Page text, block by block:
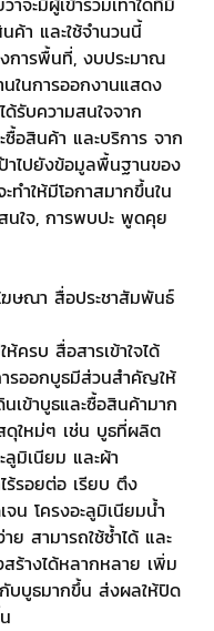
ค้า และใช้จำนวนนี้
การพื้นที่, งบประมาณ
ในการออกงานแสดง
ด้รับความสนใจจาก
อสินค้า และบริการ จาก
าไปยังข้อมูลพื้นฐานของ
ทำให้มีโอกาสมากขึ้นใน
นใจ, การพบปะ พูดคุย
ษณา สื่อประชาสัมพันธ์
ครบ สื่อสารเข้าใจได้
รออกบูธมีส่วนสำคัญให้
เข้าบูธและซื้อสินค้ามาก
ดุใหม่ๆ เช่น บูธที่ผลิต
ลูมิเนียม และผ้า
ร้รอยต่อ เรียบ ตึง
น โครงอะลูมิเนียมน้ำ
ย สามารถใช้ซ้ำได้ และ
ร้างได้หลากหลาย เพิ่ม
กับบูธมากขึ้น ส่งผลให้ปิด